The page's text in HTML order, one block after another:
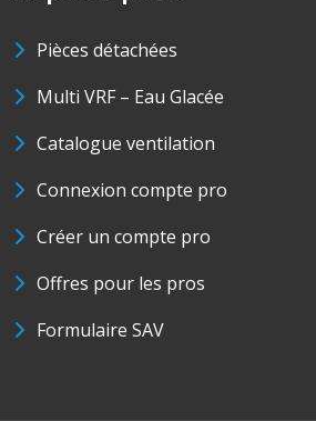
Pièces détachées
Multi VRF – Eau Glacée
Catalogue ventilation
Connexion compte pro
Créer un compte pro
Offres pour les pros
Formulaire SAV